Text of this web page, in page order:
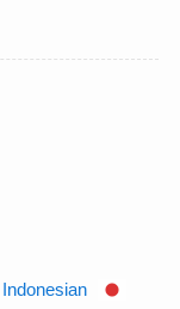
Indonesian